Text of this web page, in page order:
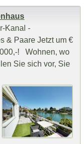
Kanal -
& Paare Jetzt um €
! Wohnen, wo
Sie sich vor, Sie